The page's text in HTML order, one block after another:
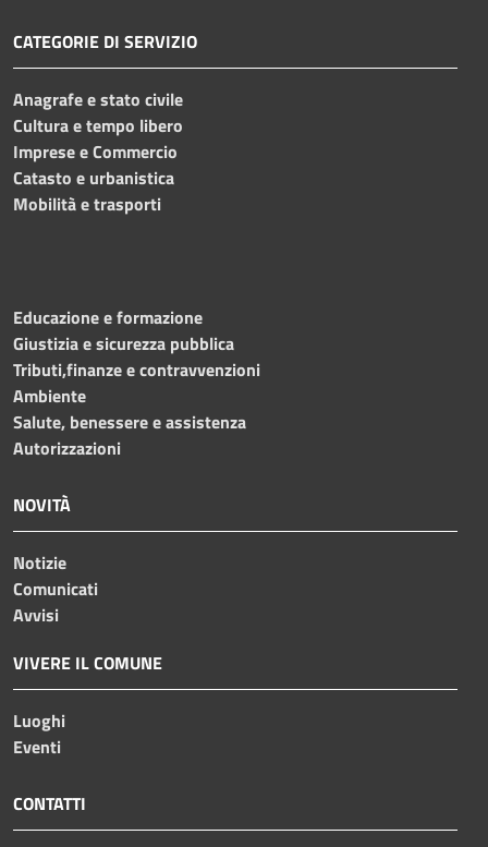
CATEGORIE DI SERVIZIO
Anagrafe e stato civile
Cultura e tempo libero
Imprese e Commercio
Catasto e urbanistica
Mobilità e trasporti
Educazione e formazione
Giustizia e sicurezza pubblica
Tributi,finanze e contravvenzioni
Ambiente
Salute, benessere e assistenza
Autorizzazioni
NOVITÀ
Notizie
Comunicati
Avvisi
VIVERE IL COMUNE
Luoghi
Eventi
CONTATTI